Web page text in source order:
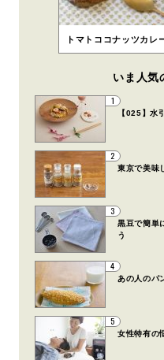
トマトココナッツカレ
いま人気
1
【025】水
2
東京で美味
3
黒豆で簡単
う
4
あの人のパ
5
女性特有の